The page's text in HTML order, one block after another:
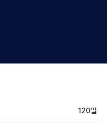
120일